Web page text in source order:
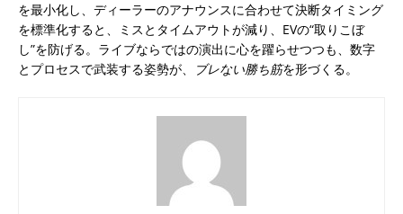
を最小化し、ディーラーのアナウンスに合わせて決断タイミング
を標準化すると、ミスとタイムアウトが減り、EVの“取りこぼ
し”を防げる。ライブならではの演出に心を躍らせつつも、数字
とプロセスで武装する姿勢が、
ブレない勝ち筋を形づくる。